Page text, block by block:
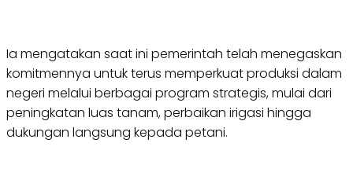
Ia mengatakan saat ini pemerintah telah menegaskan
komitmennya untuk terus memperkuat produksi dalam
negeri melalui berbagai program strategis, mulai dari
peningkatan luas tanam, perbaikan irigasi hingga
dukungan langsung kepada petani.